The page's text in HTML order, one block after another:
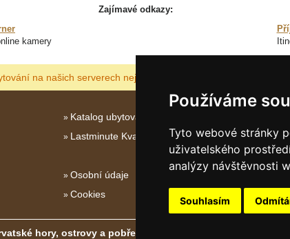
Používáme
Tyto webové stránky
uživatelského
analýzy návštěvnosti
Souhlasím
Zajímavé odkazy:
kamery
na našich serverech nejlevnější?
Katalog ubytování Kvarner
Lastminute Kvarner
Osobní údaje
Cookies
hory, ostrovy a pobřeží